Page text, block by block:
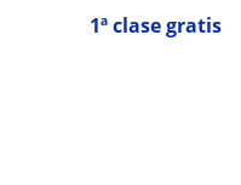
1ª clase gratis